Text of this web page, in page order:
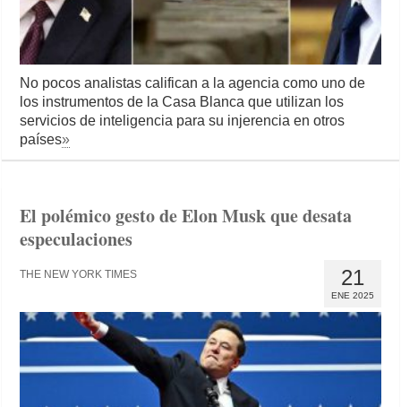
No pocos analistas califican a la agencia como uno de
los instrumentos de la Casa Blanca que utilizan los
servicios de inteligencia para su injerencia en otros
países»
El polémico gesto de Elon Musk que desata
especulaciones
21
ENE 2025
THE NEW YORK TIMES